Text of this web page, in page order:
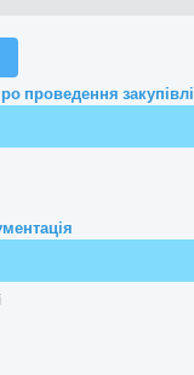
проведення закупівлі